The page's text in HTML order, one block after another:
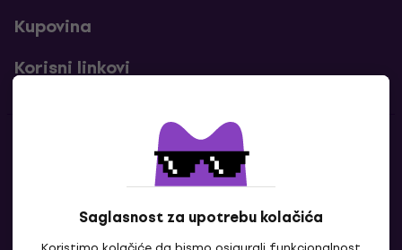
Saglasnost za upotrebu kolačića
Kupovina
Korisni linkovi
Kontakti
Kontaktiraj nas